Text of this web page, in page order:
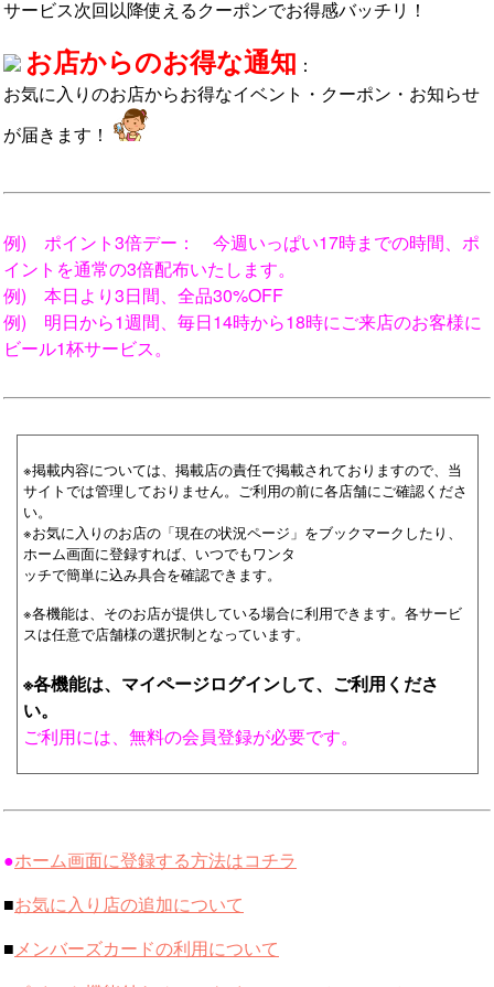
サービス次回以降使えるクーポンでお得感バッチリ！
お店からのお得な通知 ：
お気に入りのお店からお得なイベント・クーポン・お知らせ
が届きます！
例) ポイント3倍デー： 今週いっぱい17時までの時間、ポ
イントを通常の3倍配布いたします。
例) 本日より3日間、全品30%OFF
例) 明日から1週間、毎日14時から18時にご来店のお客様に
ビール1杯サービス。
※掲載内容については、掲載店の責任で掲載されておりますので、当
サイトでは管理しておりません。ご利用の前に各店舗にご確認くださ
い。
※お気に入りのお店の「現在の状況ページ」をブックマークしたり、
ホーム画面に登録すれば、いつでもワンタ
ッチで簡単に込み具合を確認できます。
※各機能は、そのお店が提供している場合に利用できます。各サービ
スは任意で店舗様の選択制となっています。
※各機能は、マイページログインして、ご利用くださ
い。
ご利用には、無料の会員登録が必要です。
●ホーム画面に登録する方法はコチラ
■お気に入り店の追加について
■メンバーズカードの利用について